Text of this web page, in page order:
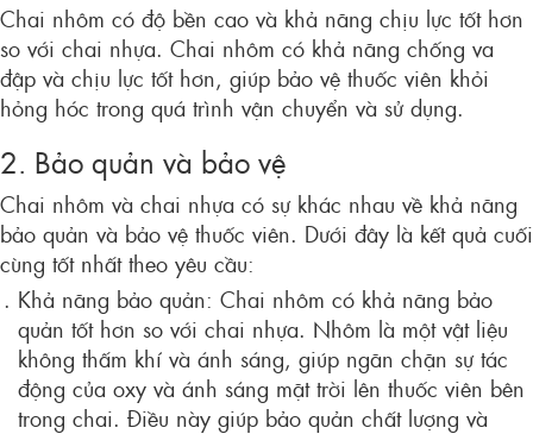
Chai nhôm có độ bền cao và khả năng chịu lực tốt hơn
so với chai nhựa. Chai nhôm có khả năng chống va
đập và chịu lực tốt hơn, giúp bảo vệ thuốc viên khỏi
hỏng hóc trong quá trình vận chuyển và sử dụng.
2. Bảo quản và bảo vệ
Chai nhôm và chai nhựa có sự khác nhau về khả năng
bảo quản và bảo vệ thuốc viên. Dưới đây là kết quả cuối
cùng tốt nhất theo yêu cầu:
Khả năng bảo quản: Chai nhôm có khả năng bảo
quản tốt hơn so với chai nhựa. Nhôm là một vật liệu
không thấm khí và ánh sáng, giúp ngăn chặn sự tác
động của oxy và ánh sáng mặt trời lên thuốc viên bên
trong chai. Điều này giúp bảo quản chất lượng và